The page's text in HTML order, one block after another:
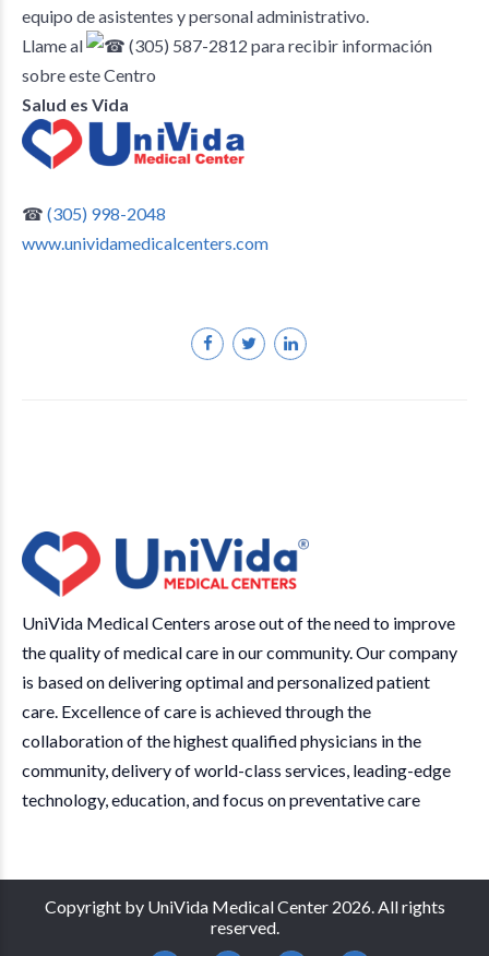
equipo de asistentes y personal administrativo.
Llame al
(305) 587-2812 para recibir información
sobre este Centro
Salud es Vida
☎ (305) 998-2048
www.unividamedicalcenters.com
UniVida Medical Centers arose out of the need to improve
the quality of medical care in our community. Our company
is based on delivering optimal and personalized patient
care. Excellence of care is achieved through the
collaboration of the highest qualified physicians in the
community, delivery of world-class services, leading-edge
technology, education, and focus on preventative care
Copyright by UniVida Medical Center 2026. All rights
reserved.